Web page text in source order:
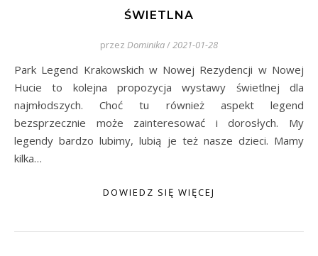
ŚWIETLNA
przez Dominika/2021-01-28
Park Legend Krakowskich w Nowej Rezydencji w Nowej
Hucie to kolejna propozycja wystawy świetlnej dla
najmłodszych. Choć tu również aspekt legend
bezsprzecznie może zainteresować i dorosłych. My
legendy bardzo lubimy, lubią je też nasze dzieci. Mamy
kilka…
DOWIEDZ SIĘ WIĘCEJ